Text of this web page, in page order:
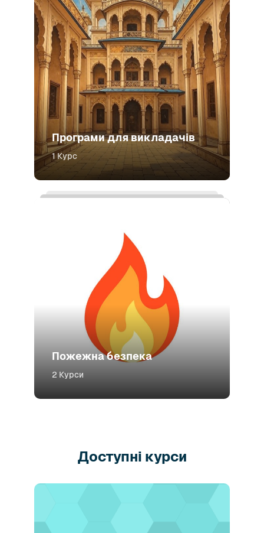
Програми для викладачів
1 Курс
Пожежна безпека
2 Курси
Доступні курси
Зображення курсу" Бгакті-веданта (матеріали для